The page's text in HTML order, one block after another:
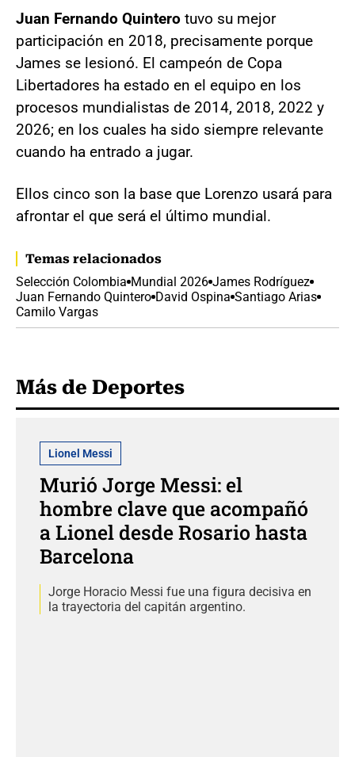
Juan Fernando Quintero tuvo su mejor
participación en 2018, precisamente porque
James se lesionó. El campeón de Copa
Libertadores ha estado en el equipo en los
procesos mundialistas de 2014, 2018, 2022 y
2026; en los cuales ha sido siempre relevante
cuando ha entrado a jugar.
Ellos cinco son la base que Lorenzo usará para
afrontar el que será el último mundial.
Temas relacionados
Selección Colombia Mundial 2026 James Rodríguez
Juan Fernando Quintero David Ospina Santiago Arias
Camilo Vargas
Más de Deportes
Lionel Messi
Murió Jorge Messi: el
hombre clave que acompañó
a Lionel desde Rosario hasta
Barcelona
Jorge Horacio Messi fue una figura decisiva en
la trayectoria del capitán argentino.